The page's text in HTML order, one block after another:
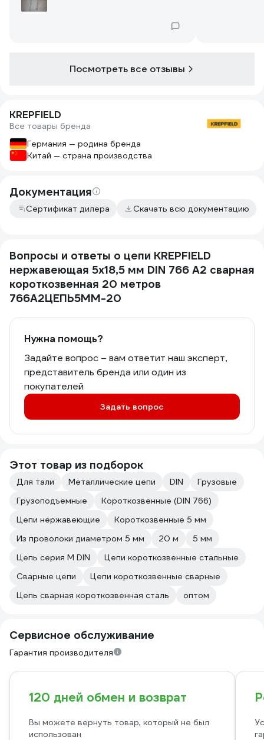
Меня всё устраивает!
Посмотреть все отзывы
KREPFIELD
Все товары бренда
Германия — родина бренда
Китай — страна производства
Документация
Сертификат дилера Скачать всю документацию
Вопросы и ответы о цепи KREPFIELD
нержавеющая 5x18,5 мм DIN 766 А2 сварная
короткозвенная 20 метров
766А2ЦЕПЬ5ММ-20
Нужна помощь?
Задайте вопрос – вам ответит наш эксперт,
представитель бренда или один из
покупателей
Задать вопрос
Этот товар из подборок
Для тали Металлические цепи DIN
Грузовые
Грузоподъемные
Короткозвенные (DIN 766)
Цепи нержавеющие
Короткозвенные 5 мм
Из проволоки диаметром 5 мм
20 м
5 мм
Цепь серия М DIN
Цепи короткозвенные стальные
Сварные цепи
Цепи короткозвенные сварные
Цепь сварная короткозвенная сталь
оптом
Сервисное обслуживание
Гарантия производителя
120 дней обмен и возврат
Вы можете вернуть товар, который не был
использован